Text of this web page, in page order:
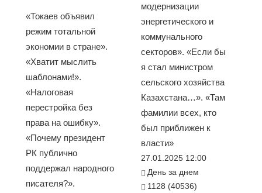
«Токаев объявил
режим тотальной
экономии в стране».
«Хватит мыслить
шаблонами!».
«Налоговая
перестройка без
права на ошибку».
«Почему президент
РК публично
поддержал народного
писателя?».
модернизации
энергетического и
коммунального
секторов». «Если бы
я стал министром
сельского хозяйства
Казахстана…». «Там
фамилии всех, кто
был приближен к
власти»
27.01.2025 12:00
День за днем
1128 (40536)